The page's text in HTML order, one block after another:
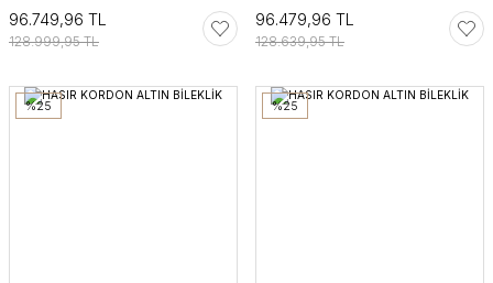
96.749,96 TL
128.999,95 TL
96.479,96 TL
128.639,95 TL
%25 %25